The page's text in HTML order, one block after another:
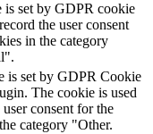
is set by GDPR cookie
the user consent
in the category
is set by GDPR Cookie
The cookie is used
user consent for the
category "Other.